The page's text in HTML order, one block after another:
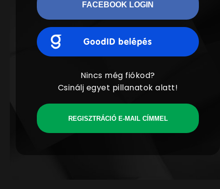
FACEBOOK LOGIN
Nincs még fiókod?
Csinálj egyet pillanatok alatt!
REGISZTRÁCIÓ E-MAIL CÍMMEL